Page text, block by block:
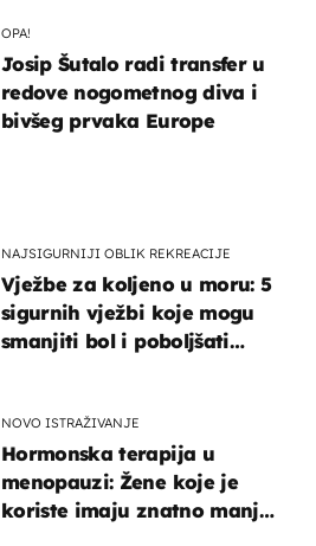
NAJSIGURNIJI OBLIK REKREACIJE
Vježbe za koljeno u moru: 5
sigurnih vježbi koje mogu
smanjiti bol i poboljšati
NOVO ISTRAŽIVANJE
Hormonska terapija u
menopauzi: Žene koje je
koriste imaju znatno manji
OPA!
Josip Šutalo radi transfer u
redove nogometnog diva i
bivšeg prvaka Europe